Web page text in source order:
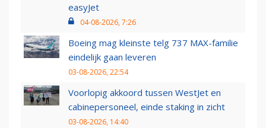
easyJet
04-08-2026, 7:26
Boeing mag kleinste telg 737 MAX-familie
eindelijk gaan leveren
03-08-2026, 22:54
Voorlopig akkoord tussen WestJet en
cabinepersoneel, einde staking in zicht
03-08-2026, 14:40